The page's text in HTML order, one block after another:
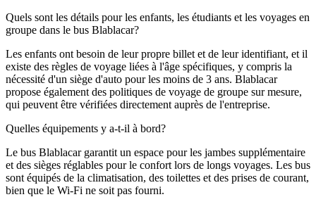
Quels sont les détails pour les enfants, les étudiants et les voyages en
groupe dans le bus Blablacar?
Les enfants ont besoin de leur propre billet et de leur identifiant, et il
existe des règles de voyage liées à l'âge spécifiques, y compris la
nécessité d'un siège d'auto pour les moins de 3 ans. Blablacar
propose également des politiques de voyage de groupe sur mesure,
qui peuvent être vérifiées directement auprès de l'entreprise.
Quelles équipements y a-t-il à bord?
Le bus Blablacar garantit un espace pour les jambes supplémentaire
et des sièges réglables pour le confort lors de longs voyages. Les bus
sont équipés de la climatisation, des toilettes et des prises de courant,
bien que le Wi-Fi ne soit pas fourni.